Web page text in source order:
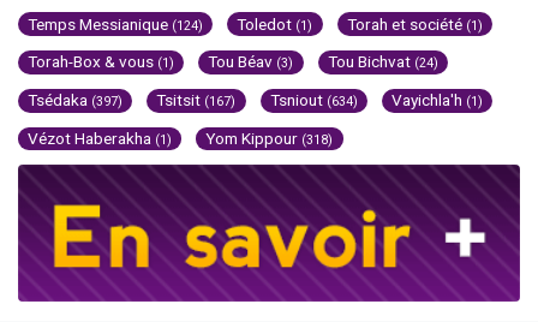
Temps Messianique (124) Toledot (1) Torah et société (1)
Torah-Box & vous (1) Tou Béav (3) Tou Bichvat (24)
Tsédaka (397) Tsitsit (167) Tsniout (634) Vayichla'h (1)
Vézot Haberakha (1) Yom Kippour (318)